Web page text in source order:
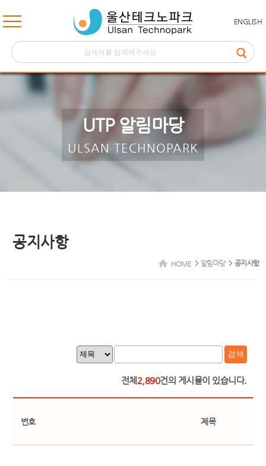
ENGLISH
UTP 알림마당
ULSAN TECHNOPARK
공지사항
HOME 알림마당 공지사항
검색
전체 2,890건의 게시물이 있습니다.
번호 제목